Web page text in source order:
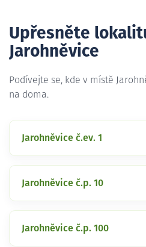
Upřesněte
Jarohněvice
Podívejte se, kde v místě
na doma.
Jarohněvice č.ev. 1
Jarohněvice č.p. 10
Jarohněvice č.p. 100